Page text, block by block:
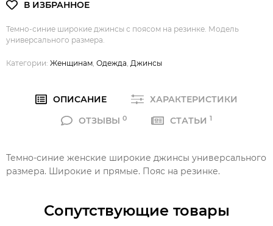
Темно-синие широкие джинсы с поясом на резинке. Модель
универсального размера.
Категории: Женщинам, Одежда, Джинсы
ОПИСАНИЕ
ХАРАКТЕРИСТИКИ
ОТЗЫВЫ 0 СТАТЬИ 1
Темно-синие женские широкие джинсы универсального
размера. Широкие и прямые. Пояс на резинке.
Сопутствующие товары